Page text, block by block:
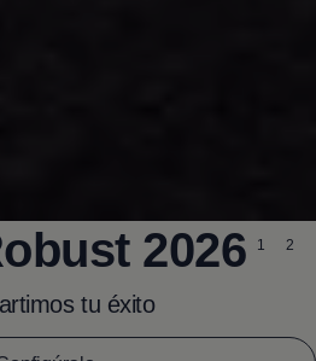
2026 1 2
tu éxito